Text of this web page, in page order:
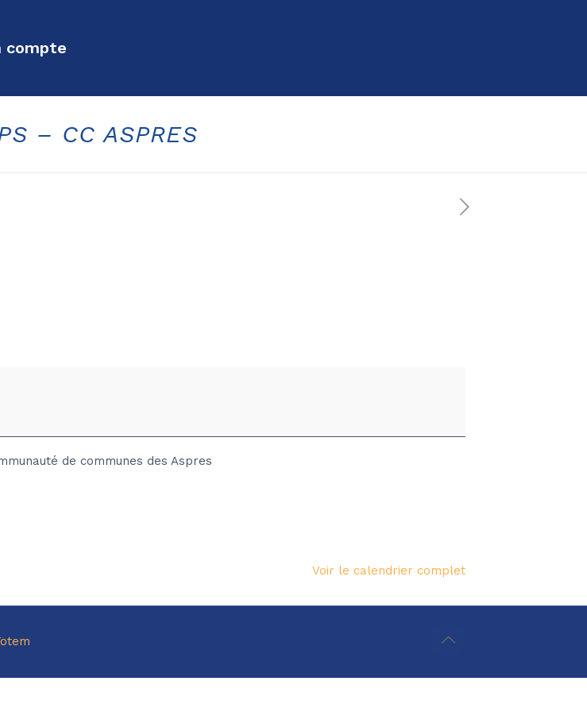
compte
– CC ASPRES
de communes des Aspres
Voir le calendrier complet